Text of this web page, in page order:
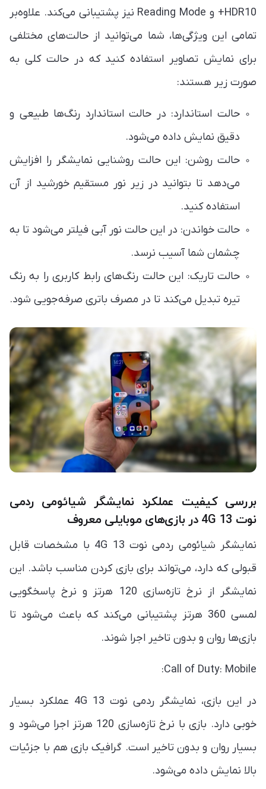
HDR10+ و Reading Mode نیز پشتیبانی می‌کند. علاوه‌بر
تمامی این ویژگی‌ها، شما می‌توانید از حالت‌های مختلفی
برای نمایش تصاویر استفاده کنید که در حالت کلی به
صورت زیر هستند:
حالت استاندارد: در حالت استاندارد رنگ‌ها طبیعی و
دقیق نمایش داده می‌شود.
حالت روشن: این حالت روشنایی نمایشگر را افزایش
می‌دهد تا بتوانید در زیر نور مستقیم خورشید از آن
استفاده کنید.
حالت خواندن: در این حالت نور آبی فیلتر می‌شود تا به
چشمان شما آسیب نرسد.
حالت تاریک: این حالت رنگ‌های رابط کاربری را به رنگ
تیره تبدیل می‌کند تا در مصرف باتری صرفه‌جویی شود.
بررسی کیفیت عملکرد نمایشگر شیائومی ردمی
نوت 13 4G در بازی‌های موبایلی معروف
نمایشگر شیائومی ردمی نوت 13 4G با مشخصات قابل
قبولی که دارد، می‌تواند برای بازی کردن مناسب باشد. این
نمایشگر از نرخ تازه‌سازی 120 هرتز و نرخ پاسخگویی
لمسی 360 هرتز پشتیبانی می‌کند که باعث می‌شود تا
بازی‌ها روان و بدون تاخیر اجرا شوند.
Call of Duty: Mobile:
در این بازی، نمایشگر ردمی نوت 13 4G عملکرد بسیار
خوبی دارد. بازی با نرخ تازه‌سازی 120 هرتز اجرا می‌شود و
بسیار روان و بدون تاخیر است. گرافیک بازی هم با جزئیات
بالا نمایش داده می‌شود.